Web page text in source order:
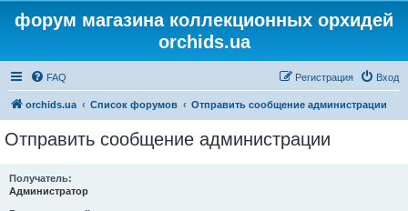
форум магазина коллекционных орхидей
orchids.ua
FAQ Вход
Регистрация
orchids.ua Список форумов Отправить сообщение администрации
Отправить сообщение администрации
Получатель:
Администратор